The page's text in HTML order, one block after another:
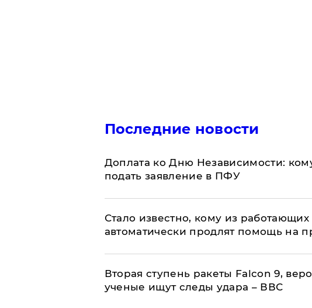
Последние новости
Доплата ко Дню Независимости:
подать заявление в ПФУ
Стало известно, кому из
автоматически продлят помощь на
Вторая ступень ракеты Falcon 9,
ученые ищут следы удара – ВВС